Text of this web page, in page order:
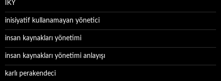
İKY
inisiyatif kullanamayan yönetici
insan kaynakları yönetimi
insan kaynakları yönetimi anlayışı
karlı perakendeci